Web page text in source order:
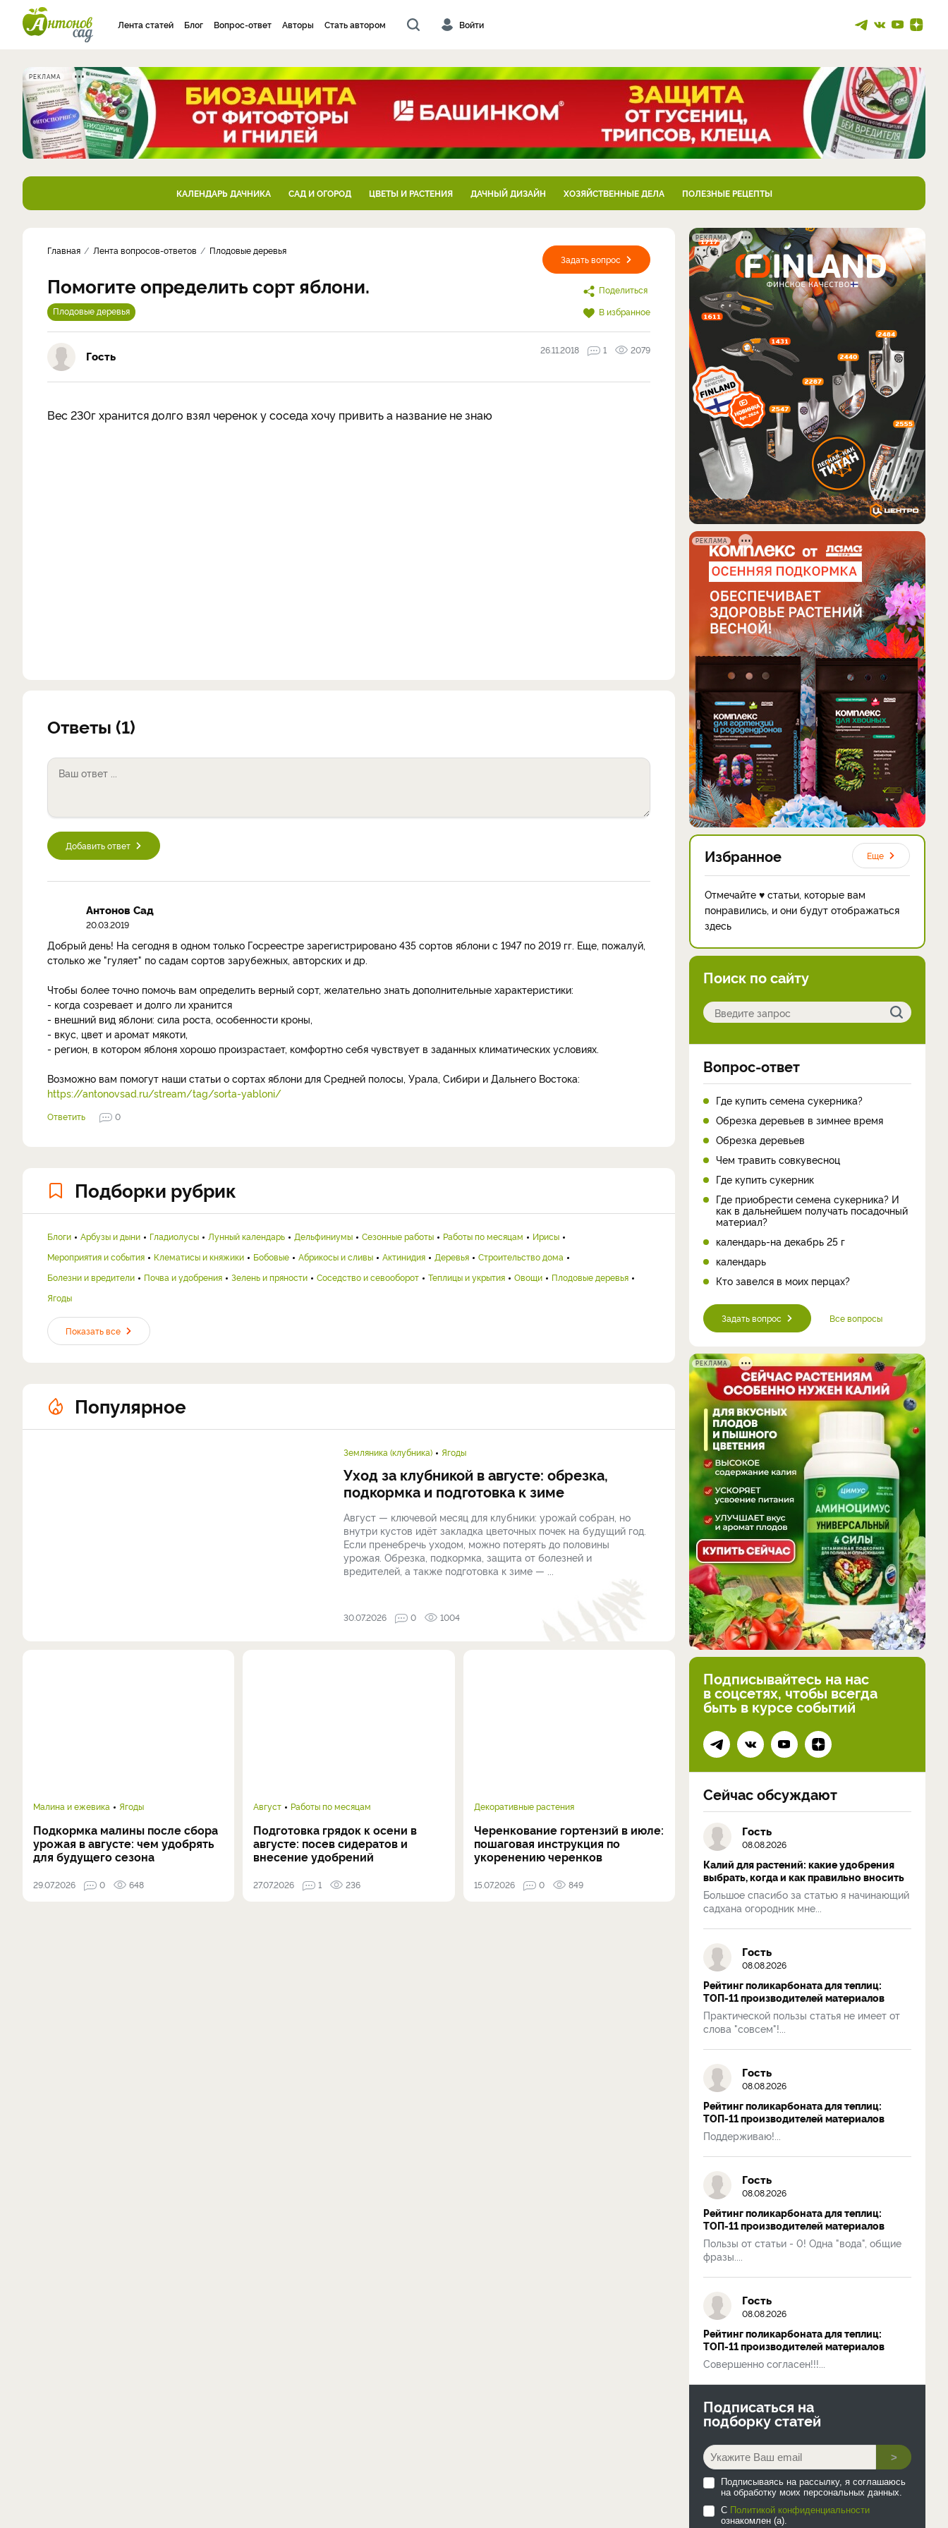
Лента статей Блог Вопрос-ответ Авторы Стать автором Войти
РЕКЛАМА
КАЛЕНДАРЬ ДАЧНИКА САД И ОГОРОД ЦВЕТЫ И РАСТЕНИЯ ДАЧНЫЙ ДИЗАЙН ХОЗЯЙСТВЕННЫЕ ДЕЛА ПОЛЕЗНЫЕ РЕЦЕПТЫ
Задать вопрос
Поделиться
В избранное
Главная Лента вопросов-ответов Плодовые деревья
Помогите определить сорт яблони.
Плодовые деревья
Гость 26.11.2018 1 2079
Вес 230г хранится долго взял черенок у соседа хочу привить а название не знаю
Ответы (1)
Добавить ответ
Антонов Сад
20.03.2019
Добрый день! На сегодня в одном только Госреестре зарегистрировано 435 сортов яблони с 1947 по 2019 гг. Еще, пожалуй,
столько же "гуляет" по садам сортов зарубежных, авторских и др.
Чтобы более точно помочь вам определить верный сорт, желательно знать дополнительные характеристики:
- когда созревает и долго ли хранится
- внешний вид яблони: сила роста, особенности кроны,
- вкус, цвет и аромат мякоти,
- регион, в котором яблоня хорошо произрастает, комфортно себя чувствует в заданных климатических условиях.
Возможно вам помогут наши статьи о сортах яблони для Средней полосы, Урала, Сибири и Дальнего Востока:
https://antonovsad.ru/stream/tag/sorta-yabloni/
Ответить 0
Подборки рубрик
Блоги Арбузы и дыни Гладиолусы Лунный календарь Дельфиниумы Сезонные работы Работы по месяцам
Ирисы
Мероприятия и события
Клематисы и княжики Бобовые Абрикосы и сливы Актинидия Деревья
Строительство дома
Болезни и вредители
Почва и удобрения Зелень и пряности Соседство и севооборот Теплицы и укрытия Овощи
Плодовые деревья
Ягоды
Показать все
Популярное
Земляника (клубника) Ягоды
Уход за клубникой в августе: обрезка,
подкормка и подготовка к зиме
Август — ключевой месяц для клубники: урожай собран, но
внутри кустов идёт закладка цветочных почек на будущий год.
Если пренебречь уходом, можно потерять до половины
урожая. Обрезка, подкормка, защита от болезней и
вредителей, а также подготовка к зиме — ...
30.07.2026 0 1004
Малина и ежевика Ягоды
Подкормка малины после сбора
урожая в августе: чем удобрять
для будущего сезона
29.07.2026 0 648
Август Работы по месяцам
Подготовка грядок к осени в
августе: посев сидератов и
внесение удобрений
27.07.2026 1 236
Декоративные растения
Черенкование гортензий в июле:
пошаговая инструкция по
укоренению черенков
15.07.2026 0 849
РЕКЛАМА
РЕКЛАМА
Избранное Еще
Отмечайте ♥ статьи, которые вам
понравились, и они будут отображаться
здесь
Поиск по сайту
Вопрос-ответ
Где купить семена сукерника?
Обрезка деревьев в зимнее время
Обрезка деревьев
Чем травить совкувесноц
Где купить сукерник
Где приобрести семена сукерника? И
как в дальнейшем получать посадочный
материал?
календарь-на декабрь 25 г
календарь
Кто завелся в моих перцах?
Задать вопрос Все вопросы
РЕКЛАМА
Подписывайтесь на нас
в соцсетях, чтобы всегда
быть в курсе событий
Сейчас обсуждают
Гость
08.08.2026
Калий для растений: какие удобрения
выбрать, когда и как правильно вносить
Большое спасибо за статью я начинающий
садхана огородник мне...
Гость
08.08.2026
Рейтинг поликарбоната для теплиц:
ТОП-11 производителей материалов
Практической пользы статья не имеет от
слова "совсем"!...
Гость
08.08.2026
Рейтинг поликарбоната для теплиц:
ТОП-11 производителей материалов
Поддерживаю!...
Гость
08.08.2026
Рейтинг поликарбоната для теплиц:
ТОП-11 производителей материалов
Пользы от статьи - 0! Одна "вода", общие
фразы....
Гость
08.08.2026
Рейтинг поликарбоната для теплиц:
ТОП-11 производителей материалов
Совершенно согласен!!!...
Подписаться на
подборку статей
>
Подписываясь на рассылку, я соглашаюсь
на обработку моих персональных данных.
С Политикой конфиденциальности
ознакомлен (а).